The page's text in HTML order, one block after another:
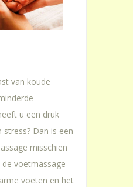
van koude
u een druk
Dan is een
misschien
voetmassage
voeten en het